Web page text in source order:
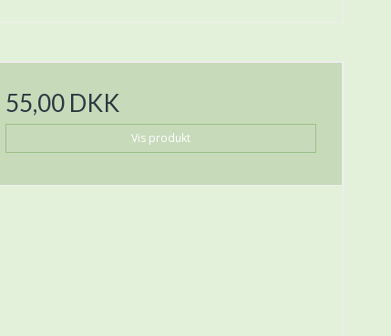
55,00 DKK
Vis produkt